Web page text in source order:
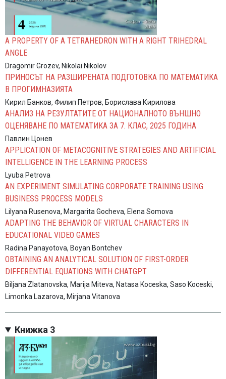
A PROPERTY OF A TETRAHEDRON WITH A RIGHT TRIHEDRAL
ANGLE
Dragomir Grozev, Nikolai Nikolov
ПРИНОСЪТ НА РАЗШИРЕНАТА ПОДГОТОВКА ПО МАТЕМАТИКА
В ПРОГИМНАЗИЯТА
Кирил Банков, Филип Петров, Борислава Кирилова
АНАЛИЗ НА РЕЗУЛТАТИТЕ ОТ НАЦИОНАЛНОТО ВЪНШНО
ОЦЕНЯВАНЕ ПО МАТЕМАТИКА ЗА 7. КЛАС, 2025 ГОДИНА
Павлин Цонев
APPLICATION OF METACOGNITIVE STRATEGIES AND ARTIFICIAL
INTELLIGENCE IN THE LEARNING PROCESS
Lyuba Petrova
AN EXPERIMENT SIMULATING CORPORATE TRAINING USING
BUSINESS PROCESS MODELS
Lilyana Rusenova, Margarita Gocheva, Elena Somova
ADAPTING THE BEHAVIOR OF VIRTUAL CHARACTERS IN
EDUCATIONAL VIDEO GAMES
Radina Panayotova, Boyan Bontchev
OBTAINING AN ANALYTICAL SOLUTION OF FIRST-ORDER
DIFFERENTIAL EQUATIONS WITH CHATGPT
Biljana Zlatanovska, Marija Miteva, Natasa Koceska, Saso Koceski,
Limonka Lazarova, Mirjana Vitanova
Книжка 3